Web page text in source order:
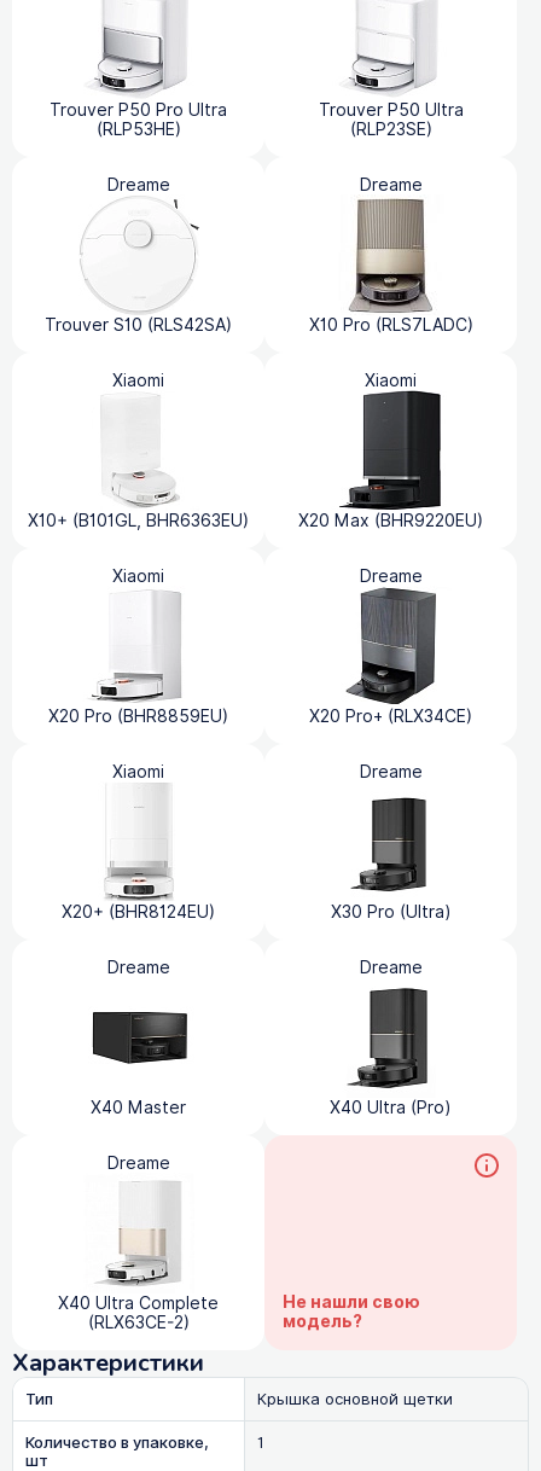
Trouver P50 Pro Ultra
(RLP53HE)
Trouver P50 Ultra
(RLP23SE)
Dreame
Trouver S10 (RLS42SA)
Dreame
X10 Pro (RLS7LADC)
Xiaomi
X10+ (B101GL, BHR6363EU)
Xiaomi
X20 Max (BHR9220EU)
Xiaomi
X20 Pro (BHR8859EU)
Dreame
X20 Pro+ (RLX34CE)
Xiaomi
X20+ (BHR8124EU)
Dreame
X30 Pro (Ultra)
Dreame
X40 Master
Dreame
X40 Ultra (Pro)
Dreame
X40 Ultra Complete
(RLX63CE-2)
Не нашли свою
модель?
Характеристики
Тип
Крышка основной щетки
Количество в упаковке,
шт
1